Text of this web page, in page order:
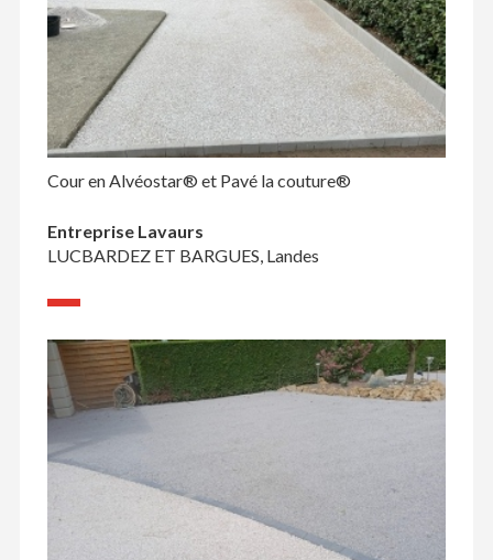
Cour en Alvéostar® et Pavé la couture®
Entreprise Lavaurs
LUCBARDEZ ET BARGUES, Landes